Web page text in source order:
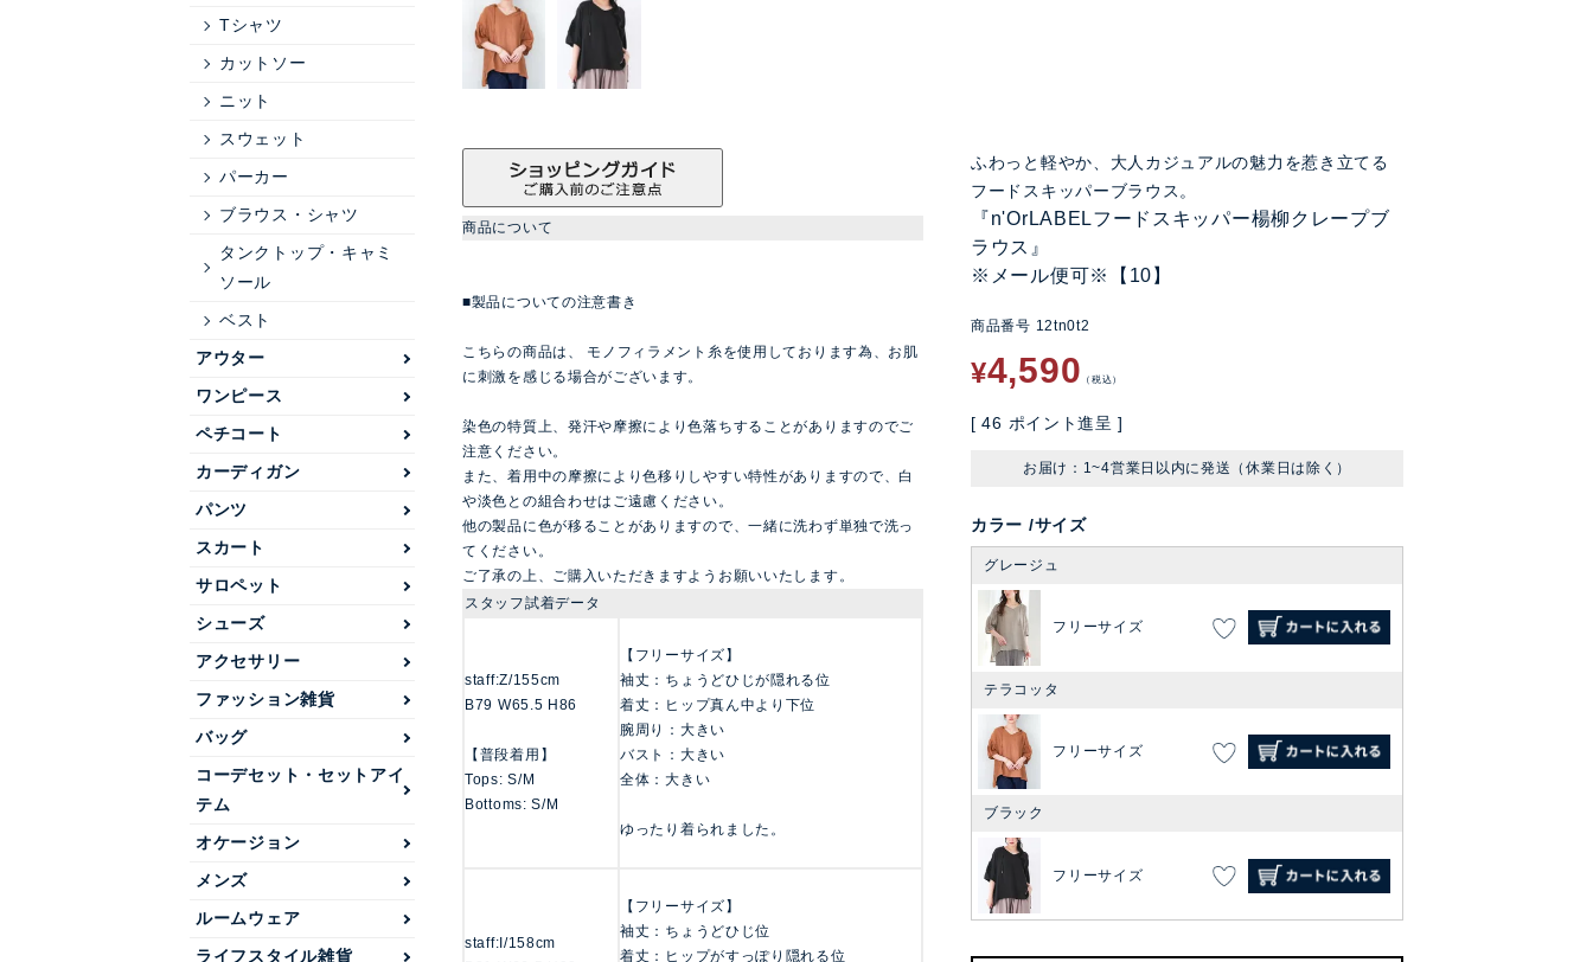
Tシャツ
カットソー
ニット
スウェット
パーカー
ブラウス・シャツ
タンクトップ・キャミ
ソール
ベスト
アウター
ワンピース
ペチコート
カーディガン
パンツ
スカート
サロペット
シューズ
アクセサリー
ファッション雑貨
バッグ
コーデセット・セットアイ
テム
オケージョン
メンズ
ルームウェア
ライフスタイル雑貨
ふわっと軽やか、大人カジュアルの魅力を惹き立てる
フードスキッパーブラウス。
『n'OrLABELフードスキッパー楊柳クレープブ
ラウス』
※メール便可※【10】
商品番号 12tn0t2
¥4,590 税込
[ 46 ポイント進呈 ]
お届け：1~4営業日以内に発送（休業日は除く）
カラー サイズ
グレージュ
フリーサイズ
テラコッタ
フリーサイズ
ブラック
フリーサイズ
商品について
■製品についての注意書き
こちらの商品は、 モノフィラメント糸を使用しております為、お肌
に刺激を感じる場合がございます。
染色の特質上、発汗や摩擦により色落ちすることがありますのでご
注意ください。
また、着用中の摩擦により色移りしやすい特性がありますので、白
や淡色との組合わせはご遠慮ください。
他の製品に色が移ることがありますので、一緒に洗わず単独で洗っ
てください。
ご了承の上、ご購入いただきますようお願いいたします。
スタッフ試着データ
staff:Z/155cm
B79 W65.5 H86
【普段着用】
Tops: S/M
Bottoms: S/M
【フリーサイズ】
袖丈：ちょうどひじが隠れる位
着丈：ヒップ真ん中より下位
腕周り：大きい
バスト：大きい
全体：大きい
ゆったり着られました。
staff:I/158cm
【フリーサイズ】
袖丈：ちょうどひじ位
着丈：ヒップがすっぽり隠れる位